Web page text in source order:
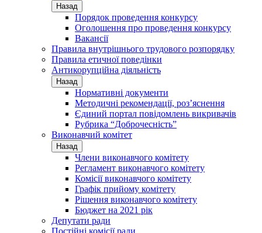
Назад
Порядок проведення конкурсу
Оголошення про проведення конкурсу
Вакансії
Правила внутрішнього трудового розпорядку
Правила етичної поведінки
Антикорупційна діяльність
Назад
Нормативні документи
Методичні рекомендації, роз’яснення
Єдиний портал повідомлень викривачів
Рубрика “Доброчесність”
Виконавчий комітет
Назад
Члени виконавчого комітету
Регламент виконавчого комітету
Комісії виконавчого комітету
Графік прийому комітету
Рішення виконавчого комітету
Бюджет на 2021 рік
Депутати ради
Постійні комісії ради